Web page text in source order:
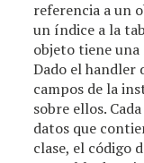
referencia a un
un índice a la
objeto tiene
Dado el handler
campos de la
sobre ellos.
datos que
clase, el código